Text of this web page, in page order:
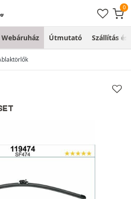
Webáruház Útmutató Szállítás és